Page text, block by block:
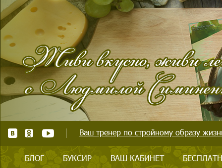
Ваш тренер по стройному образу
БЛОГ БУКСИР ВАШ КАБИНЕТ